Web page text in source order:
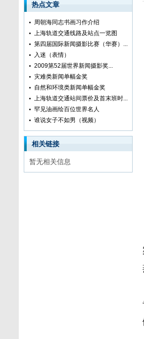
热点文章
周朝海同志书画习作介绍
上海轨道交通线路及站点一览图
第四届国际新闻摄影比赛（华赛）...
入迷（表情）
2009第52届世界新闻摄影奖...
灾难类新闻单幅金奖
自然和环境类新闻单幅金奖
上海轨道交通站间票价及首末班时...
罕见油画绘百位世界名人
谁说女子不如男（视频）
相关链接
暂无相关信息